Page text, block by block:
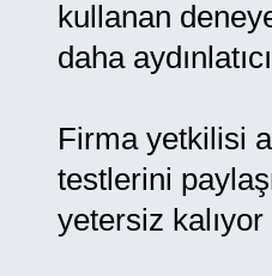
kullanan
daha
Firma yetkilisi
testlerini
yetersiz kalıyor